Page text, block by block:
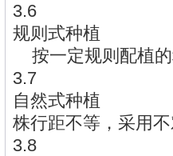
3.6
规则式种植
按一定规则配植的
3.7
自然式种植
株行距不等，采用不
3.8